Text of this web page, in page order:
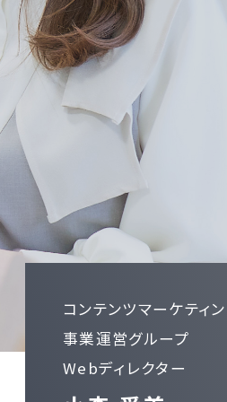
コンテンツマーケティ
事業運営グループ
Webディレクター